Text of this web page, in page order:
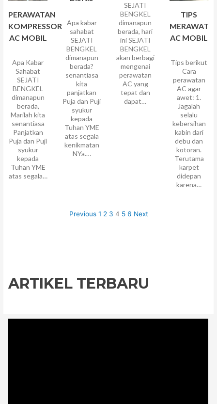
PERAWATAN
KOMPRESSOR
AC MOBIL
Apa Kabar
Sahabat
SEJATI
BENGKEL
dimanapun
berada,
Marilah kita
senantiasa
Panjatkan
Puja dan Puji
syukur
kepada
Tuhan YME
atas segala…
Apa kabar
sahabat
SEJATI
BENGKEL
dimanapun
berada?
senantiasa
kita
panjatkan
Puja dan Puji
syukur
kepada
Tuhan YME
atas segala
kenikmatan
NYa.…
SEJATI
BENGKEL
dimanapun
berada, hari
ini SEJATI
BENGKEL
akan berbagi
mengenai
perawatan
AC yang
tepat dan
dapat…
TIPS
MERAWAT
AC MOBIL
Tips berikut
Cara
perawatan
AC agar
awet: 1.
Jagalah
selalu
kebersihan
kabin dari
debu dan
kotoran.
Terutama
karpet
didepan
karena…
Previous 1 2 3 4 5 6 Next
ARTIKEL TERBARU